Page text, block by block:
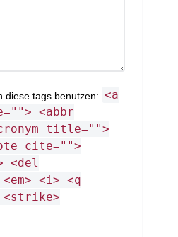
diese tags benutzen: <a
<abbr
title="">
cite="">
<del
<i> <q